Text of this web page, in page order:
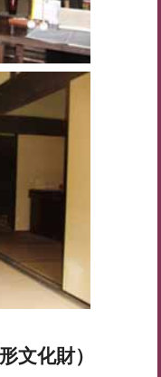
文化財）